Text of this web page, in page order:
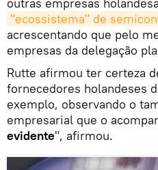
"ecossistema" de
acrescentando que pelo
empresas da delegação
Rutte afirmou ter certeza
fornecedores holandeses
exemplo, observando o
empresarial que o
evidente", afirmou.